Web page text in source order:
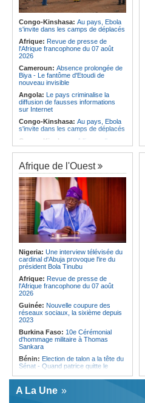
Afrique:La LSF salue le lancement
du premier ETF obligataire
souverain africain (USD) disponible
en Europe
Afrique: Promesse de la finale de la
Coupe du Monde 2030 au Maroc -
Infantino marquera-t-il le but de son
Congo-Kinshasa: Au pays, Ebola
s'invite dans les camps de déplacés
Afrique: Revue de presse de
l'Afrique francophone du 07 août
2026
Cameroun: Absence prolongée de
Biya - Le fantôme d'Etoudi de
nouveau invisible
Angola: Le pays criminalise la
diffusion de fausses informations
sur Internet
Congo-Kinshasa: Au pays, Ebola
s'invite dans les camps de déplacés
Congo-Kinshasa:
A l'issue d'une
visite au pays, le chef de l'OMS
appelle à intensifier la riposte
Congo-Kinshasa:Transfert de 15
personnes vers l'AFC/M23
Centrafrique:
Un réseau mondial
de professionnels de la santé
connectés par la télémédecine
Congo-Kinshasa:Ebola au pays -
Africa CDC mise sur les
communautés
Afrique Centrale:L'explosion de la
demande de viande de brousse
extermine la faune sauvage
Afrique de l'Ouest
Nigeria: Une interview télévisée du
cardinal d'Abuja provoque l'ire du
président Bola Tinubu
Afrique: Revue de presse de
l'Afrique francophone du 07 août
2026
Guinée: Nouvelle coupure des
réseaux sociaux, la sixième depuis
2023
Burkina Faso: 10e Cérémonial
d'hommage militaire à Thomas
Sankara
Bénin: Election de talon a la tête du
Sénat - Quand patrice quitte le
Cameroun:
Biya - Le fantôme d'Etoudi de
A La Une